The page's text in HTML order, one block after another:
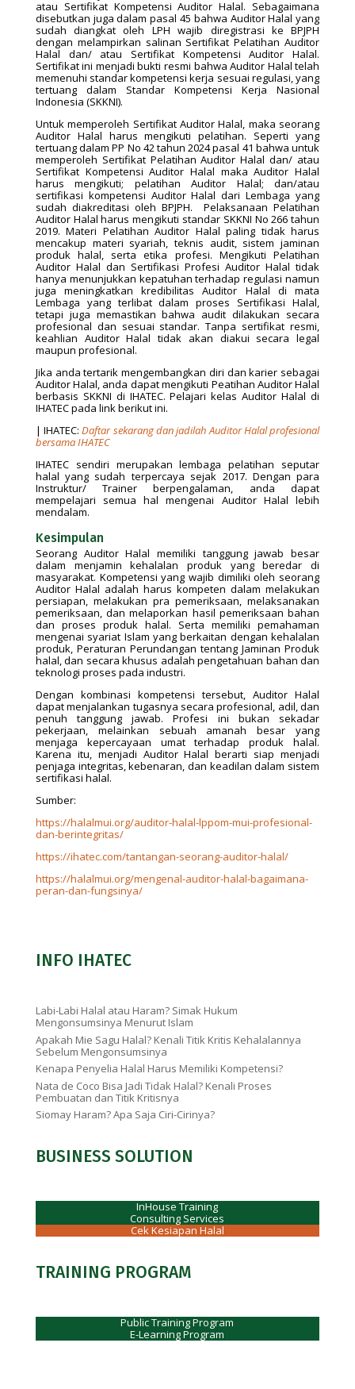
atau Sertifikat Kompetensi Auditor Halal. Sebagaimana
disebutkan juga dalam pasal 45 bahwa Auditor Halal yang
sudah diangkat oleh LPH wajib diregistrasi ke BPJPH
dengan melampirkan salinan Sertifikat Pelatihan Auditor
Halal dan/ atau Sertifikat Kompetensi Auditor Halal.
Sertifikat ini menjadi bukti resmi bahwa Auditor Halal telah
memenuhi standar kompetensi kerja sesuai regulasi, yang
tertuang dalam Standar Kompetensi Kerja Nasional
Indonesia (SKKNI).
Untuk memperoleh Sertifikat Auditor Halal, maka seorang
Auditor Halal harus mengikuti pelatihan. Seperti yang
tertuang dalam PP No 42 tahun 2024 pasal 41 bahwa untuk
memperoleh Sertifikat Pelatihan Auditor Halal dan/ atau
Sertifikat Kompetensi Auditor Halal maka Auditor Halal
harus mengikuti; pelatihan Auditor Halal; dan/atau
sertifikasi kompetensi Auditor Halal dari Lembaga yang
sudah diakreditasi oleh BPJPH. Pelaksanaan Pelatihan
Auditor Halal harus mengikuti standar SKKNI No 266 tahun
2019. Materi Pelatihan Auditor Halal paling tidak harus
mencakup materi syariah, teknis audit, sistem jaminan
produk halal, serta etika profesi. Mengikuti Pelatihan
Auditor Halal dan Sertifikasi Profesi Auditor Halal tidak
hanya menunjukkan kepatuhan terhadap regulasi namun
juga meningkatkan kredibilitas Auditor Halal di mata
Lembaga yang terlibat dalam proses Sertifikasi Halal,
tetapi juga memastikan bahwa audit dilakukan secara
profesional dan sesuai standar. Tanpa sertifikat resmi,
keahlian Auditor Halal tidak akan diakui secara legal
maupun profesional.
Jika anda tertarik mengembangkan diri dan karier sebagai
Auditor Halal, anda dapat mengikuti Peatihan Auditor Halal
berbasis SKKNI di IHATEC. Pelajari kelas Auditor Halal di
IHATEC pada link berikut ini.
| IHATEC:Daftar sekarang dan jadilah Auditor Halal profesional
bersama IHATEC
IHATEC sendiri merupakan lembaga pelatihan seputar
halal yang sudah terpercaya sejak 2017. Dengan para
Instruktur/ Trainer berpengalaman, anda dapat
mempelajari semua hal mengenai Auditor Halal lebih
mendalam.
Kesimpulan
Seorang Auditor Halal memiliki tanggung jawab besar
dalam menjamin kehalalan produk yang beredar di
masyarakat. Kompetensi yang wajib dimiliki oleh seorang
Auditor Halal adalah harus kompeten dalam melakukan
persiapan, melakukan pra pemeriksaan, melaksanakan
pemeriksaan, dan melaporkan hasil pemeriksaan bahan
dan proses produk halal. Serta memiliki pemahaman
mengenai syariat Islam yang berkaitan dengan kehalalan
produk, Peraturan Perundangan tentang Jaminan Produk
halal, dan secara khusus adalah pengetahuan bahan dan
teknologi proses pada industri.
Dengan kombinasi kompetensi tersebut, Auditor Halal
dapat menjalankan tugasnya secara profesional, adil, dan
penuh tanggung jawab. Profesi ini bukan sekadar
pekerjaan, melainkan sebuah amanah besar yang
menjaga kepercayaan umat terhadap produk halal.
Karena itu, menjadi Auditor Halal berarti siap menjadi
penjaga integritas, kebenaran, dan keadilan dalam sistem
sertifikasi halal.
Sumber:
https://halalmui.org/auditor-halal-lppom-mui-profesional-
dan-berintegritas/
https://ihatec.com/tantangan-seorang-auditor-halal/
https://halalmui.org/mengenal-auditor-halal-bagaimana-
peran-dan-fungsinya/
INFO IHATEC
Labi-Labi Halal atau Haram? Simak Hukum
Mengonsumsinya Menurut Islam
Apakah Mie Sagu Halal? Kenali Titik Kritis Kehalalannya
Sebelum Mengonsumsinya
Kenapa Penyelia Halal Harus Memiliki Kompetensi?
Nata de Coco Bisa Jadi Tidak Halal? Kenali Proses
Pembuatan dan Titik Kritisnya
Siomay Haram? Apa Saja Ciri-Cirinya?
BUSINESS SOLUTION
InHouse Training
Consulting Services
Cek Kesiapan Halal
TRAINING PROGRAM
Public Training Program
E-Learning Program